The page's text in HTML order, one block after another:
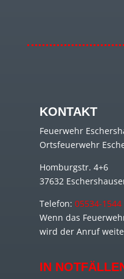
KONTAKT
Feuerwehr
Ortsfeuerwehr
Homburgstr. 4+6
37632
Telefon: 05534-1544
Wenn das
wird der Anruf
IN